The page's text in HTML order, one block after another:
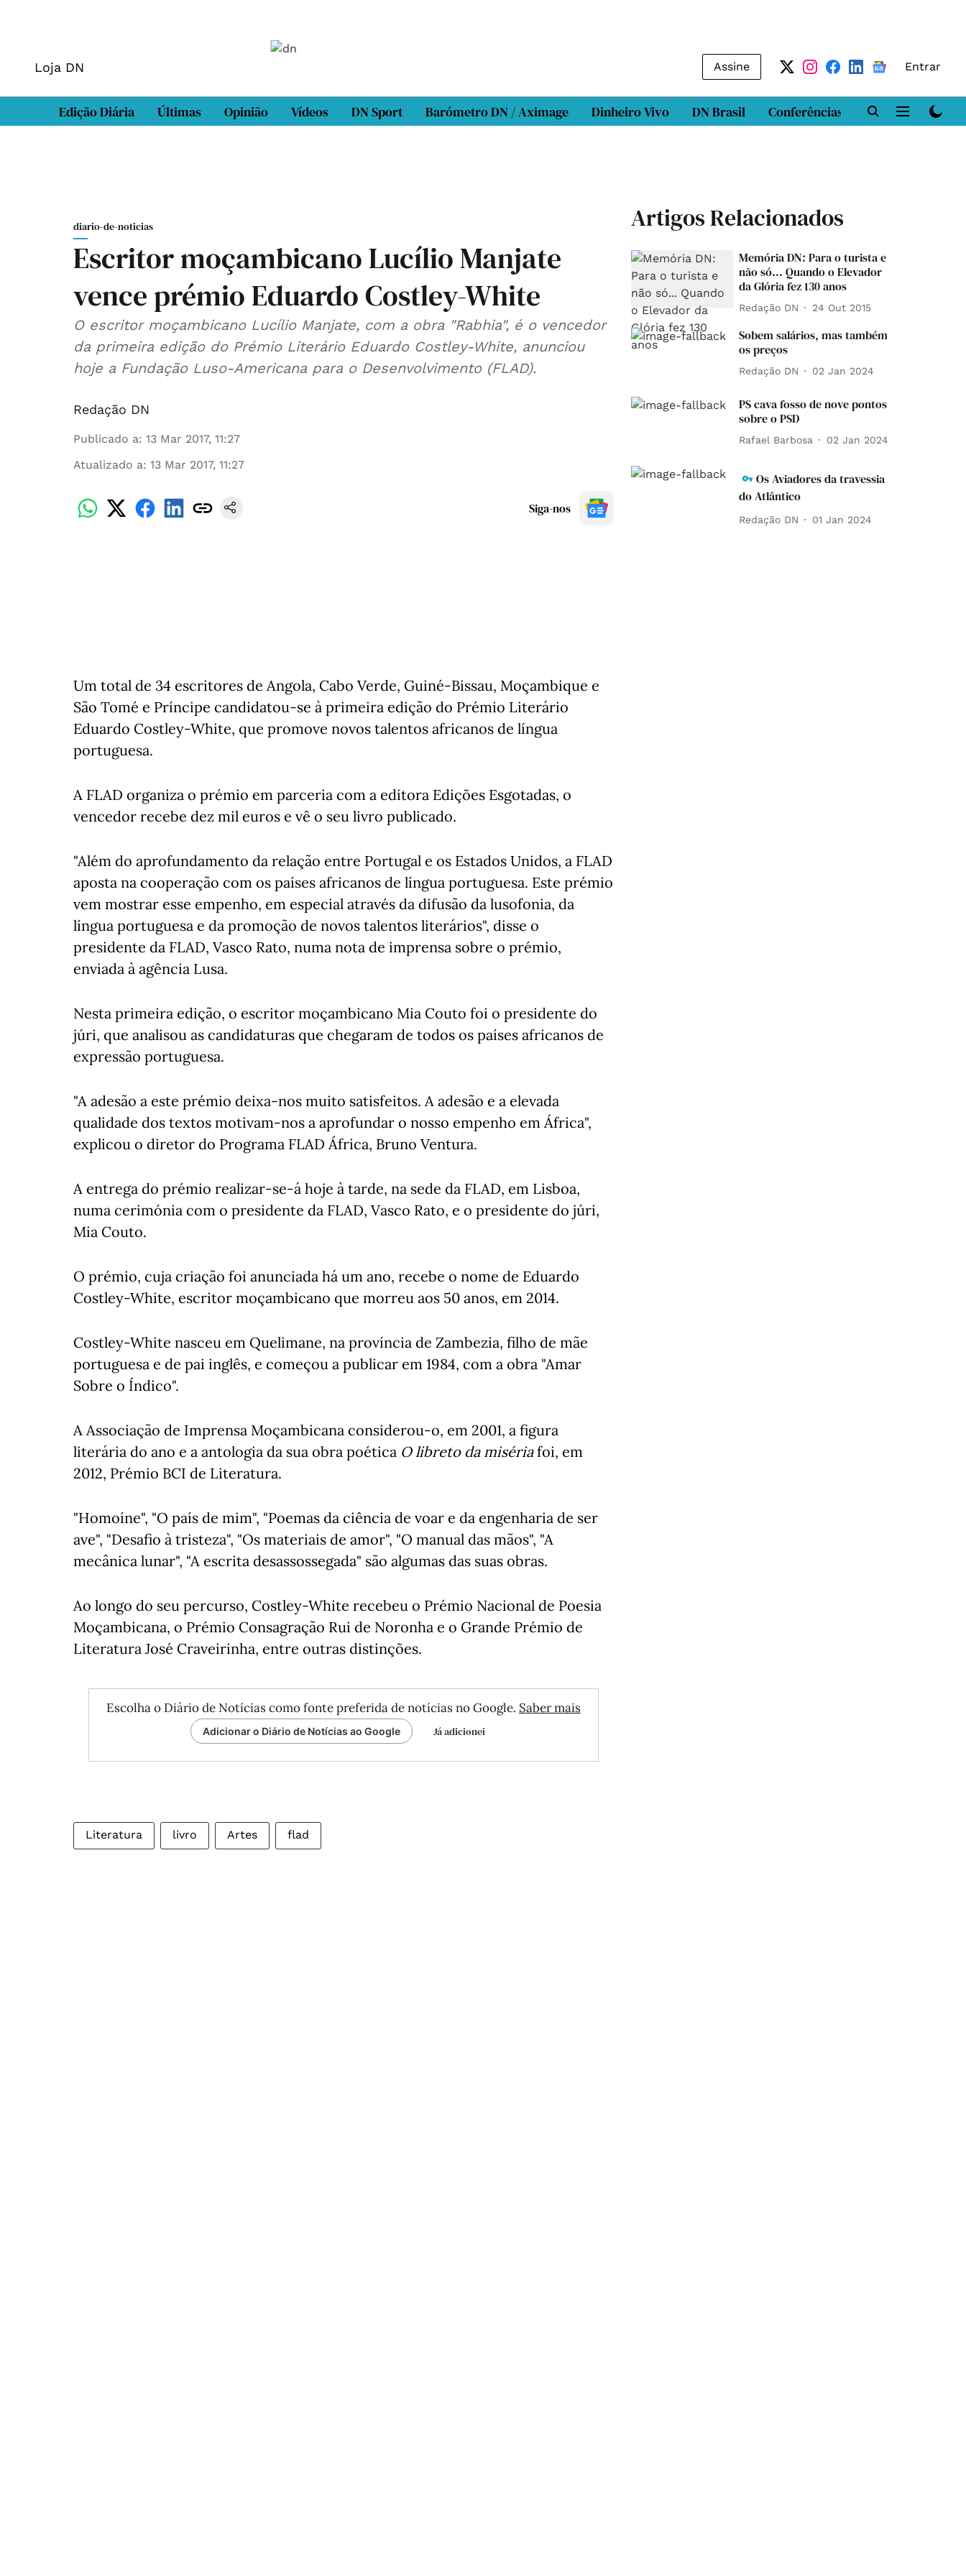
Loja DN Assine Entrar
Edição Diária Últimas Opinião Vídeos DN Sport Barómetro DN / Aximage Dinheiro Vivo DN Brasil Conferências DN LAB
diario-de-noticias
Escritor moçambicano Lucílio Manjate
vence prémio Eduardo Costley-White
O escritor moçambicano Lucílio Manjate, com a obra "Rabhia", é o vencedor
da primeira edição do Prémio Literário Eduardo Costley-White, anunciou
hoje a Fundação Luso-Americana para o Desenvolvimento (FLAD).
Redação DN
Publicado a: 13 Mar 2017, 11:27
Atualizado a: 13 Mar 2017, 11:27
Siga-nos
Um total de 34 escritores de Angola, Cabo Verde, Guiné-Bissau, Moçambique e
São Tomé e Príncipe candidatou-se à primeira edição do Prémio Literário
Eduardo Costley-White, que promove novos talentos africanos de língua
portuguesa.
A FLAD organiza o prémio em parceria com a editora Edições Esgotadas, o
vencedor recebe dez mil euros e vê o seu livro publicado.
"Além do aprofundamento da relação entre Portugal e os Estados Unidos, a FLAD
aposta na cooperação com os países africanos de língua portuguesa. Este prémio
vem mostrar esse empenho, em especial através da difusão da lusofonia, da
língua portuguesa e da promoção de novos talentos literários", disse o
presidente da FLAD, Vasco Rato, numa nota de imprensa sobre o prémio,
enviada à agência Lusa.
Nesta primeira edição, o escritor moçambicano Mia Couto foi o presidente do
júri, que analisou as candidaturas que chegaram de todos os países africanos de
expressão portuguesa.
"A adesão a este prémio deixa-nos muito satisfeitos. A adesão e a elevada
qualidade dos textos motivam-nos a aprofundar o nosso empenho em África",
explicou o diretor do Programa FLAD África, Bruno Ventura.
A entrega do prémio realizar-se-á hoje à tarde, na sede da FLAD, em Lisboa,
numa cerimónia com o presidente da FLAD, Vasco Rato, e o presidente do júri,
Mia Couto.
O prémio, cuja criação foi anunciada há um ano, recebe o nome de Eduardo
Costley-White, escritor moçambicano que morreu aos 50 anos, em 2014.
Costley-White nasceu em Quelimane, na província de Zambezia, filho de mãe
portuguesa e de pai inglês, e começou a publicar em 1984, com a obra "Amar
Sobre o Índico".
A Associação de Imprensa Moçambicana considerou-o, em 2001, a figura
literária do ano e a antologia da sua obra poética O libreto da misériafoi, em
2012, Prémio BCI de Literatura.
"Homoíne", "O país de mim", "Poemas da ciência de voar e da engenharia de ser
ave", "Desafio à tristeza", "Os materiais de amor", "O manual das mãos", "A
mecânica lunar", "A escrita desassossegada" são algumas das suas obras.
Ao longo do seu percurso, Costley-White recebeu o Prémio Nacional de Poesia
Moçambicana, o Prémio Consagração Rui de Noronha e o Grande Prémio de
Literatura José Craveirinha, entre outras distinções.
Escolha o Diário de Notícias como fonte preferida de notícias no Google. Saber mais
Adicionar o Diário de Notícias ao Google Já adicionei
Literatura livro Artes flad
Artigos Relacionados
Memória DN: Para o turista e
não só... Quando o Elevador
da Glória fez 130 anos
Redação DN 24 Out 2015
Sobem salários, mas também
os preços
Redação DN 02 Jan 2024
PS cava fosso de nove pontos
sobre o PSD
Rafael Barbosa 02 Jan 2024
Os Aviadores da travessia
do Atlântico
Redação DN 01 Jan 2024